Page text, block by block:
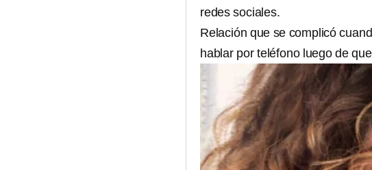
redes sociales.
Relación que se complicó
hablar por teléfono luego de